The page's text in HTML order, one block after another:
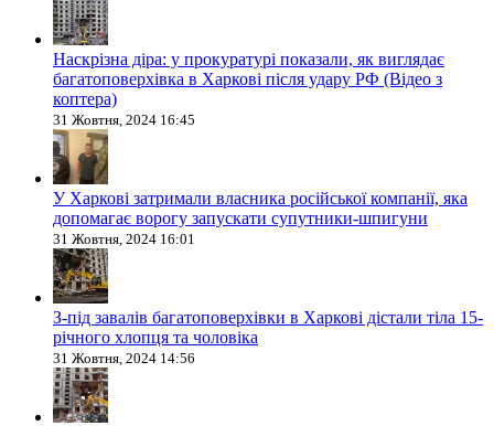
Наскрізна діра: у прокуратурі показали, як виглядає
багатоповерхівка в Харкові після удару РФ (Відео з
коптера)
31 Жовтня, 2024 16:45
У Харкові затримали власника російської компанії, яка
допомагає ворогу запускати супутники-шпигуни
31 Жовтня, 2024 16:01
З-під завалів багатоповерхівки в Харкові дістали тіла 15-
річного хлопця та чоловіка
31 Жовтня, 2024 14:56